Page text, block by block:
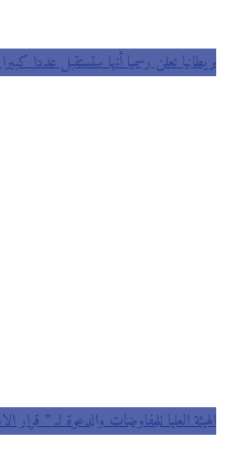
بريطانيا تعلن رسميا أنها ستستقبل عددا
الهيئة العليا للمفاوضات والدعوة لـ ” قرار